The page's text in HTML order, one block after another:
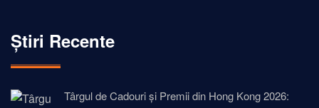
Știri Recente
Târgul de Cadouri și Premii din Hong Kong 2026: